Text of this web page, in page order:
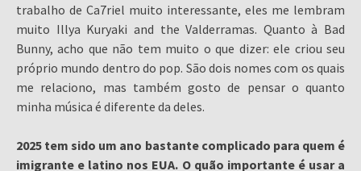
trabalho de Ca7riel muito interessante, eles me lembram
muito Illya Kuryaki and the Valderramas. Quanto à Bad
Bunny, acho que não tem muito o que dizer: ele criou seu
próprio mundo dentro do pop. São dois nomes com os quais
me relaciono, mas também gosto de pensar o quanto
minha música é diferente da deles.
2025 tem sido um ano bastante complicado para quem é
imigrante e latino nos EUA. O quão importante é usar a